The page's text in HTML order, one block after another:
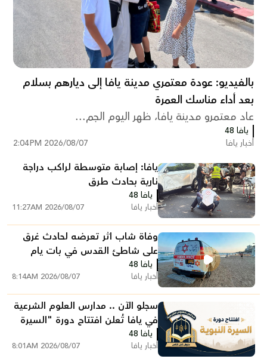
بالفيديو: عودة معتمري مدينة يافا إلى ديارهم بسلام
بعد أداء مناسك العمرة
عاد معتمرو مدينة يافا، ظهر اليوم الجم...
يافا 48
أخبار يافا
2026/08/07 2:04PM
يافا: إصابة متوسطة لراكب دراجة
نارية بحادث طرق
يافا 48
أخبار يافا 2026/08/07 11:27AM
وفاة شاب اثر تعرضه لحادث غرق
على شاطئ القدس في بات يام
جنوب يافا
يافا 48
أخبار يافا 2026/08/07 8:14AM
سجلو الآن .. مدارس العلوم الشرعية
في يافا تُعلن افتتاح دورة "السيرة
النبوية"
يافا 48
أخبار يافا 2026/08/07 8:01AM